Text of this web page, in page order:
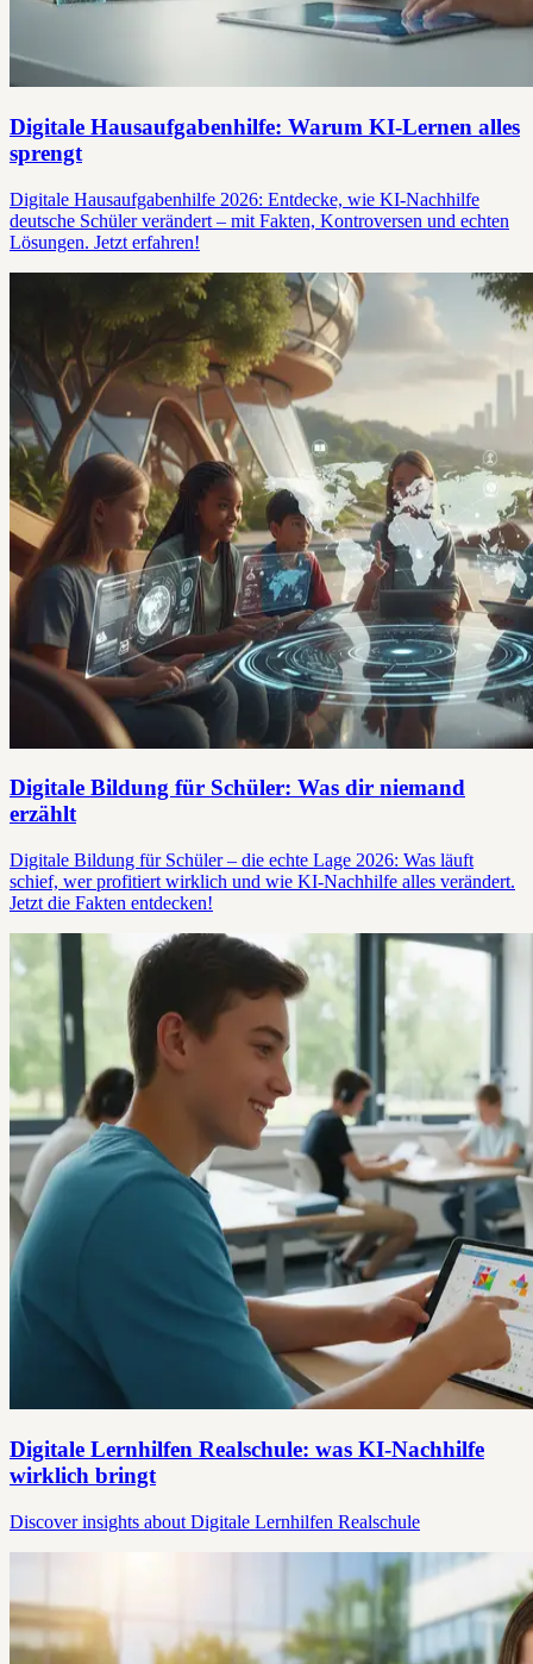
Digitale Hausaufgabenhilfe: Warum KI-Lernen alles
sprengt
Digitale Hausaufgabenhilfe 2026: Entdecke, wie KI-Nachhilfe
deutsche Schüler verändert – mit Fakten, Kontroversen und echten
Lösungen. Jetzt erfahren!
Digitale Bildung für Schüler: Was dir niemand
erzählt
Digitale Bildung für Schüler – die echte Lage 2026: Was läuft
schief, wer profitiert wirklich und wie KI-Nachhilfe alles verändert.
Jetzt die Fakten entdecken!
Digitale Lernhilfen Realschule: was KI-Nachhilfe
wirklich bringt
Discover insights about Digitale Lernhilfen Realschule